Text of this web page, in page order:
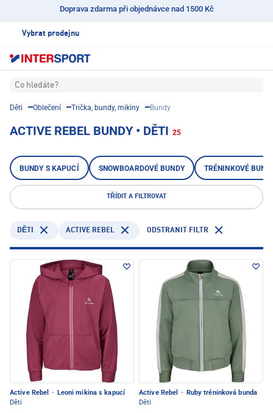
Doprava zdarma při objednávce nad 1500 Kč
Vybrat prodejnu
Co hledáte?
Děti Oblečení Trička, bundy, mikiny Bundy
ACTIVE REBEL BUNDY • DĚTI 25
BUNDY S KAPUCÍ SNOWBOARDOVÉ BUNDY TRÉNINKOVÉ
TŘÍDIT A FILTROVAT
DĚTI ACTIVE REBEL ODSTRANIT FILTR
Active Rebel · Leoni mikina s kapucí
Děti
Active Rebel · Ruby tréninková bunda
Děti